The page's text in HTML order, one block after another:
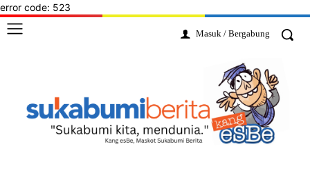
error code: 523
Masuk / Bergabung